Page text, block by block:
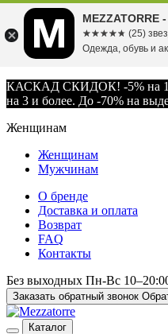
КАСКАД СКИДОК! -5% на 1
на 3 и более. До -70% на
Женщинам
Женщинам
Мужчинам
О бренде
Доставка и оплата
Возврат
FAQ
Контакты
Без выходных Пн-Вс
Заказать обратный звонок
Каталог
MEZZATORRE
☆☆☆☆☆
★★★★★ (25)
Одежда, обувь и